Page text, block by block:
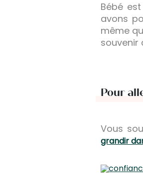
Bébé
avons
même
souvenir
Pour
Vous
grandir